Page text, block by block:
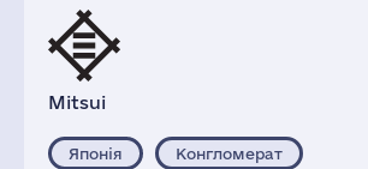
Mitsui
Японія Конгломерат